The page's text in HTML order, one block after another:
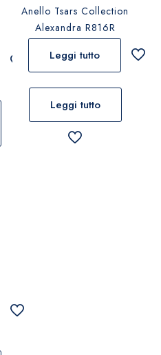
Anello Tsars Collection
Alexandra R816R
Leggi tutto
Leggi tutto